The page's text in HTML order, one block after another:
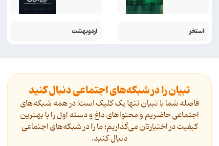
استخر اردوبهشت
تبیان را در شبکه‌های اجتماعی دنبال کنید
فاصله شما با تبیان تنها یک کلیک است! در همه شبکه‌های
اجتماعی حاضریم و محتواهای داغ و دسته اول را با بهترین
کیفیت در اختیارتان می‌گذاریم؛ ما را در شبکه‌های اجتماعی
دنیال کنید.